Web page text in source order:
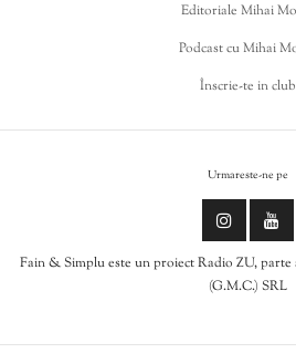
Editoriale Mihai
Podcast cu Mihai
Înscrie-te in club
Urmareste-ne pe
Fain & Simplu este un proiect Radio ZU,
(G.M.C.) SRL